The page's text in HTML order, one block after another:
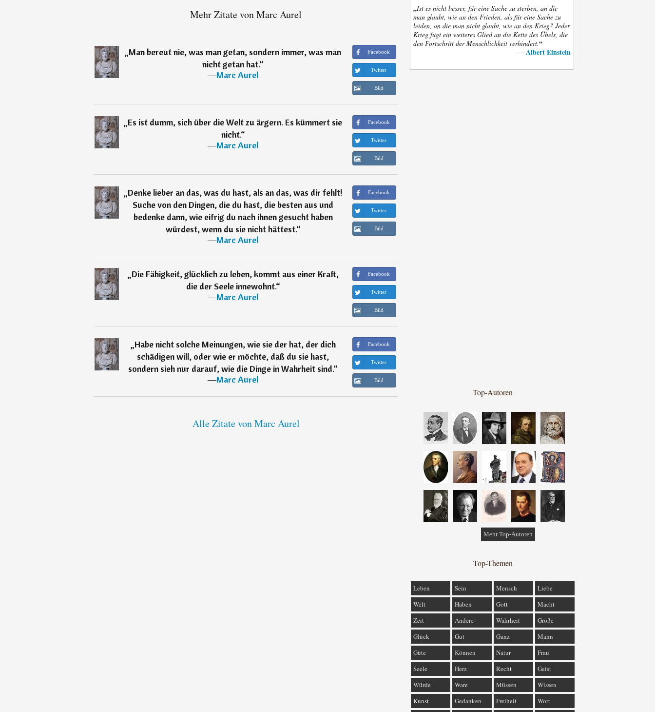
Mehr Zitate von Marc Aurel
„Man bereut nie, was man getan, sondern immer, was man
nicht getan hat.“
―Marc Aurel
Facebook
Twitter
Bild
„Es ist dumm, sich über die Welt zu ärgern. Es kümmert sie
nicht.“
―Marc Aurel
Facebook
Twitter
Bild
„Denke lieber an das, was du hast, als an das, was dir fehlt!
Suche von den Dingen, die du hast, die besten aus und
bedenke dann, wie eifrig du nach ihnen gesucht haben
würdest, wenn du sie nicht hättest.“
―Marc Aurel
Facebook
Twitter
Bild
„Die Fähigkeit, glücklich zu leben, kommt aus einer Kraft,
die der Seele innewohnt.“
―Marc Aurel
Facebook
Twitter
Bild
„Habe nicht solche Meinungen, wie sie der hat, der dich
schädigen will, oder wie er möchte, daß du sie hast,
sondern sieh nur darauf, wie die Dinge in Wahrheit sind.“
―Marc Aurel
Facebook
Twitter
Bild
Alle Zitate von Marc Aurel
„Ist es nicht besser, für eine Sache zu sterben, an die
man glaubt, wie an den Frieden, als für eine Sache zu
leiden, an die man nicht glaubt, wie an den Krieg? Jeder
Krieg fügt ein weiteres Glied an die Kette des Übels, die
den Fortschritt der Menschlichkeit verhindert.“
— Albert Einstein
Top-Autoren
Mehr Top-Autoren
Top-Themen
Leben Sein Mensch
Liebe
Welt
Haben Gott
Macht
Zeit
Andere Wahrheit
Größe
Glück
Gut Ganz
Mann
Güte
Können Natur
Frau
Seele
Herz Recht
Geist
Würde
Ware Müssen
Wissen
Kunst
Gedanken Freiheit Wort